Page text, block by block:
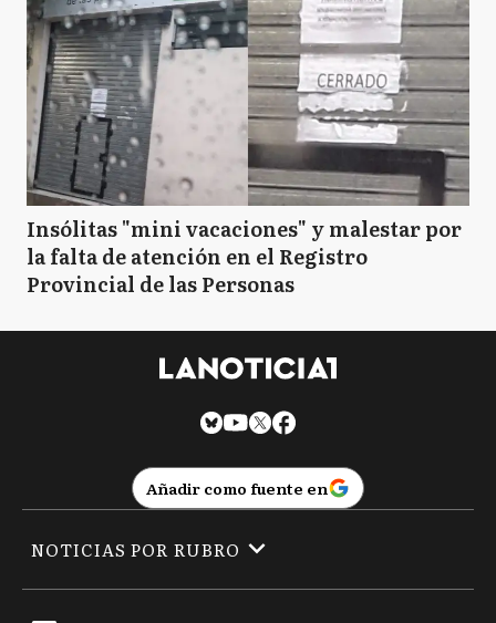
Insólitas "mini vacaciones" y malestar por
la falta de atención en el Registro
Provincial de las Personas
Añadir como fuente en
NOTICIAS POR RUBRO